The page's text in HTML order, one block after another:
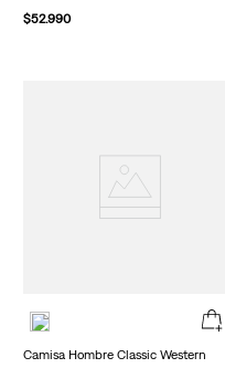
$52.990
Camisa Hombre Classic Western